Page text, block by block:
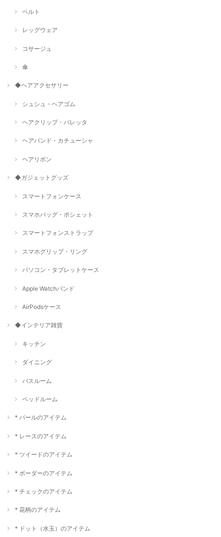
ベルト
レッグウェア
コサージュ
傘
◆ヘアアクセサリー
シュシュ・ヘアゴム
ヘアクリップ・バレッタ
ヘアバンド・カチューシャ
ヘアリボン
◆ガジェットグッズ
スマートフォンケース
スマホバッグ・ポシェット
スマートフォンストラップ
スマホグリップ・リング
パソコン・タブレットケース
Apple Watchバンド
AirPodsケース
◆インテリア雑貨
キッチン
ダイニング
バスルーム
ベッドルーム
* パールのアイテム
* レースのアイテム
* ツイードのアイテム
* ボーダーのアイテム
* チェックのアイテム
* 花柄のアイテム
* ドット（水玉）のアイテム